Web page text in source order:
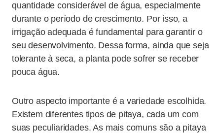
quantidade considerável de água, especialmente
durante o período de crescimento. Por isso, a
irrigação adequada é fundamental para garantir o
seu desenvolvimento. Dessa forma, ainda que seja
tolerante à seca, a planta pode sofrer se receber
pouca água.
Outro aspecto importante é a variedade escolhida.
Existem diferentes tipos de pitaya, cada um com
suas peculiaridades. As mais comuns são a pitaya